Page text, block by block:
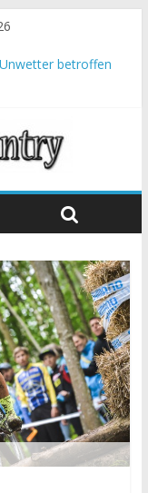
betroffen
Bundesliga
und Richards
Seewald führt
Rennen der